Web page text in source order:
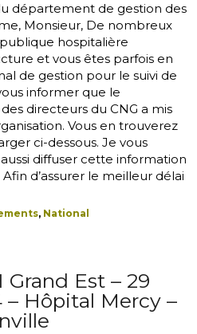
département de gestion des
Monsieur, De nombreux
hospitalière
et vous êtes parfois en
de gestion pour le suivi de
informer que le
directeurs du CNG a mis
Vous en trouverez
ci-dessous. Je vous
diffuser cette information
d’assurer le meilleur délai
, National
Est – 29
Hôpital Mercy –